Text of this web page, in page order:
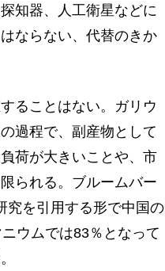
知器、人工衛星などに
ならない、代替のきか
ることはない。ガリウ
過程で、副産物として
荷が大きいことや、市
られる。ブルームバー
究を引用する形で中国の
ウムでは83％となって